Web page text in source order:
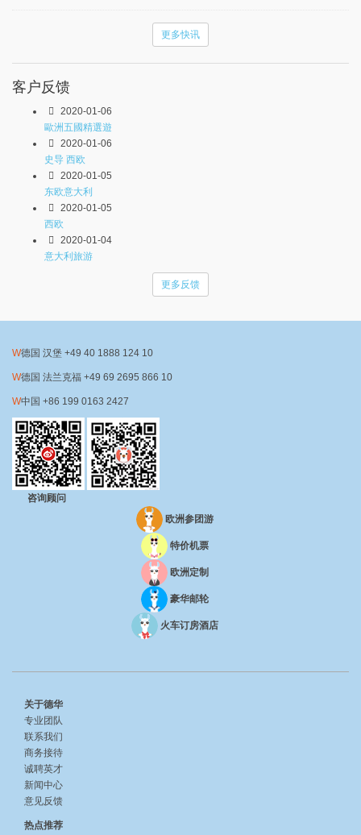
更多快讯
客户反馈
2020-01-06
歐洲五國精選遊
2020-01-06
史导 西欧
2020-01-05
东欧意大利
2020-01-05
西欧
2020-01-04
意大利旅游
更多反馈
德国 汉堡 +49 40 1888 124 10
德国 法兰克福 +49 69 2695 866 10
中国 +86 199 0163 2427
咨询顾问
欧洲参团游
特价机票
欧洲定制
豪华邮轮
火车订房酒店
关于德华
专业团队
联系我们
商务接待
诚聘英才
新闻中心
意见反馈
热点推荐